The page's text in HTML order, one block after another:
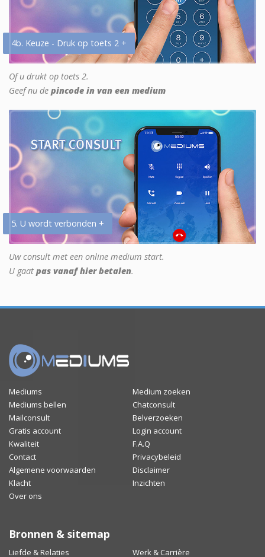
4b. Keuze - Druk op toets 2 +
Of u drukt op toets 2.
Geef nu de pincode in van een medium
5. U wordt verbonden +
Uw consult met een online medium start.
U gaat pas vanaf hier betalen.
Mediums
Medium zoeken
Mediums bellen
Chatconsult
Mailconsult
Belverzoeken
Gratis account
Login account
Kwaliteit
F.A.Q
Contact
Privacybeleid
Algemene voorwaarden
Disclaimer
Klacht
Inzichten
Over ons
Bronnen & sitemap
Liefde & Relaties Werk & Carrière